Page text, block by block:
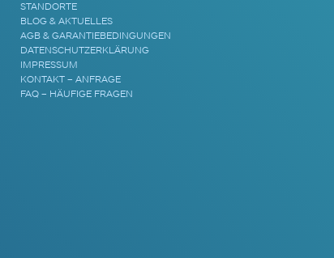
STANDORTE
BLOG & AKTUELLES
AGB & GARANTIEBEDINGUNGEN
DATENSCHUTZERKLÄRUNG
IMPRESSUM
KONTAKT – ANFRAGE
FAQ – HÄUFIGE FRAGEN